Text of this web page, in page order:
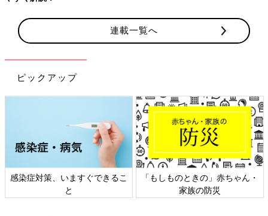
連載一覧へ
ピックアップ
日本外来小児科学会リーフレッ
ト検討会
六星占術 細木かおりさんの人生
相談